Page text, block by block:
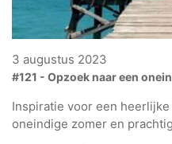
3 augustus 2023
#121 - Opzoek naar een
Inspiratie voor een
oneindige zomer en